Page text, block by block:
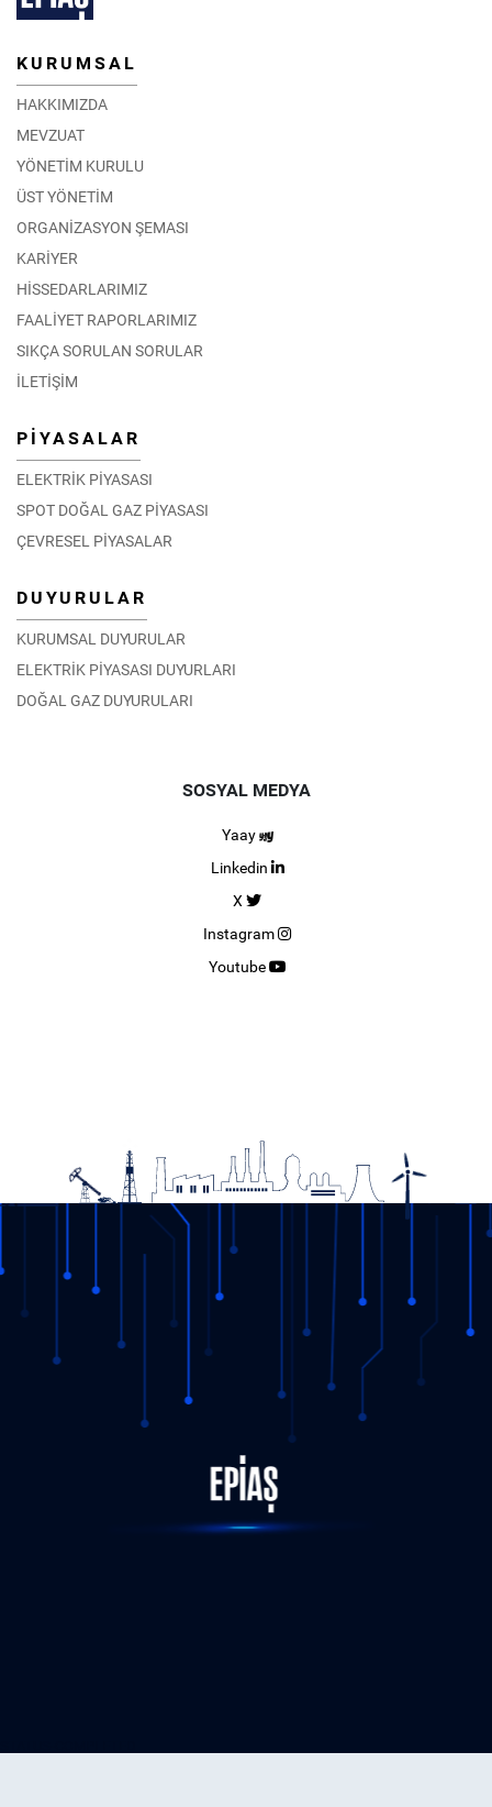
KURUMSAL
HAKKIMIZDA
MEVZUAT
YÖNETİM KURULU
ÜST YÖNETİM
ORGANİZASYON ŞEMASI
KARİYER
HİSSEDARLARIMIZ
FAALİYET RAPORLARIMIZ
SIKÇA SORULAN SORULAR
İLETİŞİM
PİYASALAR
ELEKTRİK PİYASASI
SPOT DOĞAL GAZ PİYASASI
ÇEVRESEL PİYASALAR
DUYURULAR
KURUMSAL DUYURULAR
ELEKTRİK PİYASASI DUYURLARI
DOĞAL GAZ DUYURULARI
SOSYAL MEDYA
Yaay
Linkedin
X
Instagram
Youtube